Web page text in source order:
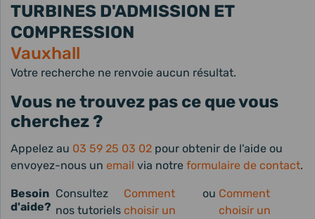
TURBINES D'ADMISSION ET
COMPRESSION
Vauxhall
Votre recherche ne renvoie aucun résultat.
Vous ne trouvez pas ce que vous
cherchez ?
Appelez au 03 59 25 03 02 pour obtenir de l'aide ou
envoyez-nous un email via notre formulaire de contact.
Besoin
d'aide?
Consultez
nos tutoriels
Comment
choisir un
ou Comment
choisir un